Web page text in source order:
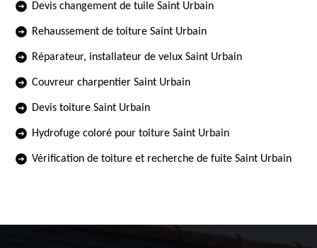
Devis changement de tuile Saint Urbain
Rehaussement de toiture Saint Urbain
Réparateur, installateur de velux Saint Urbain
Couvreur charpentier Saint Urbain
Devis toiture Saint Urbain
Hydrofuge coloré pour toiture Saint Urbain
Vérification de toiture et recherche de fuite Saint Urbain